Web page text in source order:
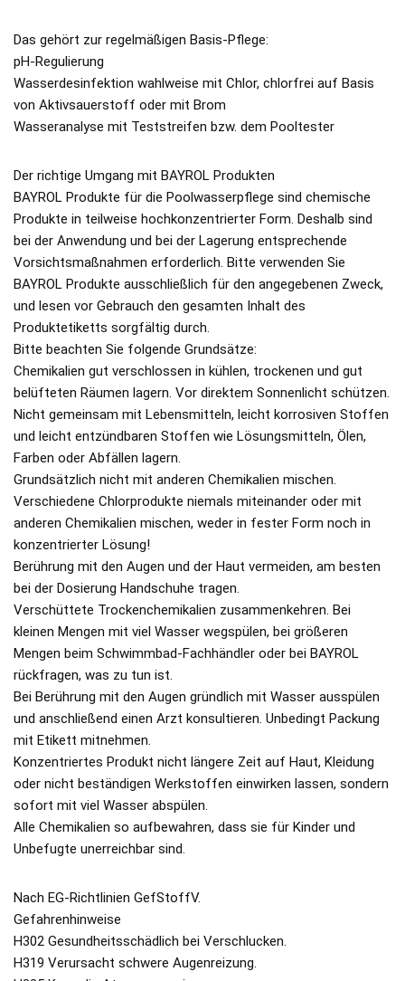
Das gehört zur regelmäßigen Basis-Pflege:
pH-Regulierung
Wasserdesinfektion wahlweise mit Chlor, chlorfrei auf Basis
von Aktivsauerstoff oder mit Brom
Wasseranalyse mit Teststreifen bzw. dem Pooltester
Der richtige Umgang mit BAYROL Produkten
BAYROL Produkte für die Poolwasserpflege sind chemische
Produkte in teilweise hochkonzentrierter Form. Deshalb sind
bei der Anwendung und bei der Lagerung entsprechende
Vorsichtsmaßnahmen erforderlich. Bitte verwenden Sie
BAYROL Produkte ausschließlich für den angegebenen Zweck,
und lesen vor Gebrauch den gesamten Inhalt des
Produktetiketts sorgfältig durch.
Bitte beachten Sie folgende Grundsätze:
Chemikalien gut verschlossen in kühlen, trockenen und gut
belüfteten Räumen lagern. Vor direktem Sonnenlicht schützen.
Nicht gemeinsam mit Lebensmitteln, leicht korrosiven Stoffen
und leicht entzündbaren Stoffen wie Lösungsmitteln, Ölen,
Farben oder Abfällen lagern.
Grundsätzlich nicht mit anderen Chemikalien mischen.
Verschiedene Chlorprodukte niemals miteinander oder mit
anderen Chemikalien mischen, weder in fester Form noch in
konzentrierter Lösung!
Berührung mit den Augen und der Haut vermeiden, am besten
bei der Dosierung Handschuhe tragen.
Verschüttete Trockenchemikalien zusammenkehren. Bei
kleinen Mengen mit viel Wasser wegspülen, bei größeren
Mengen beim Schwimmbad-Fachhändler oder bei BAYROL
rückfragen, was zu tun ist.
Bei Berührung mit den Augen gründlich mit Wasser ausspülen
und anschließend einen Arzt konsultieren. Unbedingt Packung
mit Etikett mitnehmen.
Konzentriertes Produkt nicht längere Zeit auf Haut, Kleidung
oder nicht beständigen Werkstoffen einwirken lassen, sondern
sofort mit viel Wasser abspülen.
Alle Chemikalien so aufbewahren, dass sie für Kinder und
Unbefugte unerreichbar sind.
Nach EG-Richtlinien GefStoffV.
Gefahrenhinweise
H302 Gesundheitsschädlich bei Verschlucken.
H319 Verursacht schwere Augenreizung.